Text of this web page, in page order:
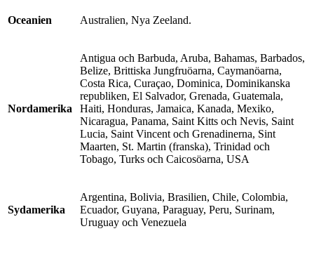
Oceanien Australien, Nya Zeeland.
Nordamerika
Antigua och Barbuda, Aruba, Bahamas, Barbados,
Belize, Brittiska Jungfruöarna, Caymanöarna,
Costa Rica, Curaçao, Dominica, Dominikanska
republiken, El Salvador, Grenada, Guatemala,
Haiti, Honduras, Jamaica, Kanada, Mexiko,
Nicaragua, Panama, Saint Kitts och Nevis, Saint
Lucia, Saint Vincent och Grenadinerna, Sint
Maarten, St. Martin (franska), Trinidad och
Tobago, Turks och Caicosöarna, USA
Sydamerika
Argentina, Bolivia, Brasilien, Chile, Colombia,
Ecuador, Guyana, Paraguay, Peru, Surinam,
Uruguay och Venezuela